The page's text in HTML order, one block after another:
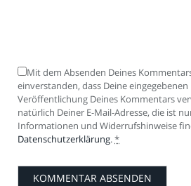
Mit dem Absenden Deines
einverstanden, dass Deine
Veröffentlichung Deines Kommentars
natürlich Deiner E-Mail-Adresse, die ist
Informationen und Widerrufshinweise
Datenschutzerklärung. *